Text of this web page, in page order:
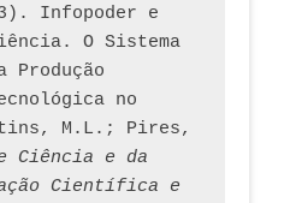
Infopoder e
O Sistema
Produção
no
M.L.; Pires,
Ciência e da
Científica e